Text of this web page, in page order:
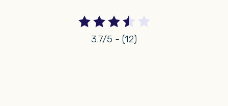
3.7/5 - (12)